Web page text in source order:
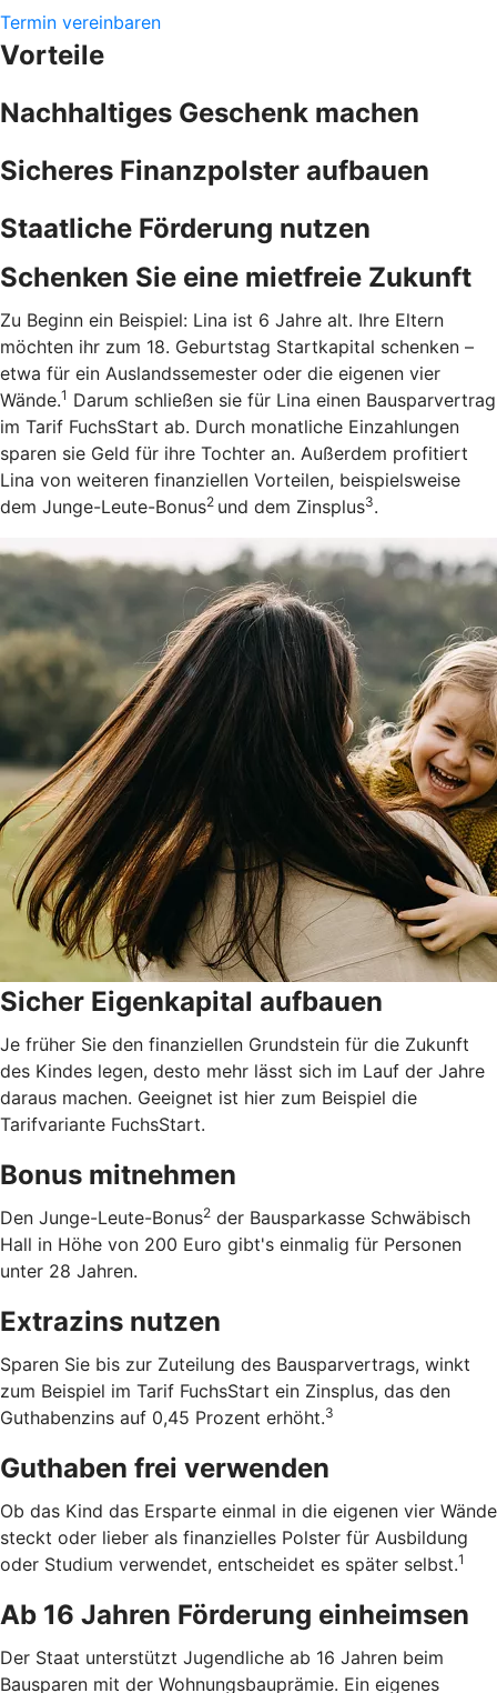
Termin vereinbaren
Vorteile
Nachhaltiges Geschenk machen
Sicheres Finanzpolster aufbauen
Staatliche Förderung nutzen
Schenken Sie eine mietfreie Zukunft
Zu Beginn ein Beispiel: Lina ist 6 Jahre alt. Ihre Eltern
möchten ihr zum 18. Geburtstag Startkapital schenken –
etwa für ein Auslandssemester oder die eigenen vier
Wände.1 Darum schließen sie für Lina einen Bausparvertrag
im Tarif FuchsStart ab. Durch monatliche Einzahlungen
sparen sie Geld für ihre Tochter an. Außerdem profitiert
Lina von weiteren finanziellen Vorteilen, beispielsweise
dem Junge-Leute-Bonus2 und dem Zinsplus3.
Sicher Eigenkapital aufbauen
Je früher Sie den finanziellen Grundstein für die Zukunft
des Kindes legen, desto mehr lässt sich im Lauf der Jahre
daraus machen. Geeignet ist hier zum Beispiel die
Tarifvariante FuchsStart.
Bonus mitnehmen
Den Junge-Leute-Bonus2 der Bausparkasse Schwäbisch
Hall in Höhe von 200 Euro gibt's einmalig für Personen
unter 28 Jahren.
Extrazins nutzen
Sparen Sie bis zur Zuteilung des Bausparvertrags, winkt
zum Beispiel im Tarif FuchsStart ein Zinsplus, das den
Guthabenzins auf 0,45 Prozent erhöht.3
Guthaben frei verwenden
Ob das Kind das Ersparte einmal in die eigenen vier Wände
steckt oder lieber als finanzielles Polster für Ausbildung
oder Studium verwendet, entscheidet es später selbst.1
Ab 16 Jahren Förderung einheimsen
Der Staat unterstützt Jugendliche ab 16 Jahren beim
Bausparen mit der Wohnungsbauprämie. Ein eigenes